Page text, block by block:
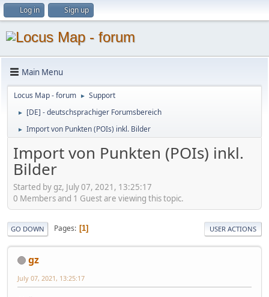
Log in Sign up
Main Menu
Locus Map - forum ► Support
► [DE] - deutschsprachiger Forumsbereich
► Import von Punkten (POIs) inkl. Bilder
Import von Punkten (POIs) inkl.
Bilder
Started by gz, July 07, 2021, 13:25:17
0 Members and 1 Guest are viewing this topic.
GO DOWN Pages 1 USER ACTIONS
gz
July 07, 2021, 13:25:17